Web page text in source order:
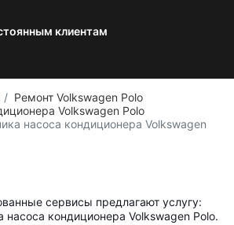
клиентам
Ремонт Volkswagen Polo
Volkswagen Polo
насоса кондиционера Volkswagen
сервисы предлагают услугу:
кондиционера Volkswagen Polo.